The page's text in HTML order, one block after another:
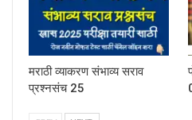
मराठी व्याकरण संभाव्य सराव
प्रश्नसंच 25